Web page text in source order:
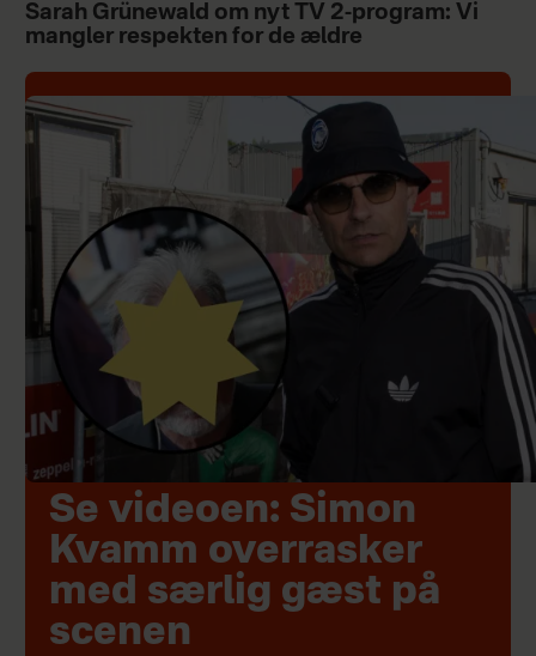
Sarah Grünewald om nyt TV 2-program: Vi
mangler respekten for de ældre
Se videoen: Simon
Kvamm overrasker
med særlig gæst på
scenen